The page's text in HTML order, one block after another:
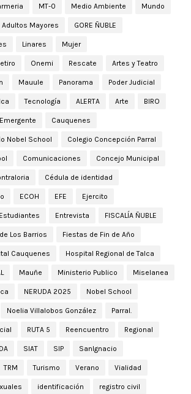
MT-0 Medio Ambiente Mundo
Adultos Mayores GORE ÑUBLE
Linares Mujer
Onemi Rescate Artes y Teatro
Mauule Panorama Poder Judicial
Tecnología ALERTA Arte BIRO
Cauquenes
Nobel School Colegio Concepción Parral
Comunicaciones Concejo Municipal
Cédula de identidad
ECOH EFE Ejercito
Entrevista FISCALÍA ÑUBLE
Los Barrios Fiestas de Fin de Año
Cauquenes Hospital Regional de Talca
Mauñe Ministerio Publico Miselanea
NERUDA 2025 Nobel School
Noelia Villalobos González Parral.
RUTA 5 Reencuentro Regional
SIAT SIP SanIgnacio
TRM Turismo Verano Vialidad
identificación registro civil